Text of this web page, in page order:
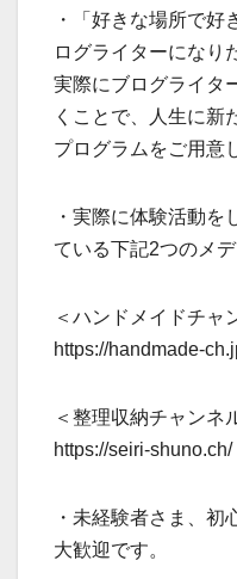
・「好きな場所で
ログライターになり
実際にブログライタ
くことで、人生に新
プログラムをご用意
・実際に体験活動を
ている下記2つのメデ
＜ハンドメイドチャ
https://handmade-
＜整理収納チャンネ
https://seiri-shuno.ch/
・未経験者さま、初
大歓迎です。